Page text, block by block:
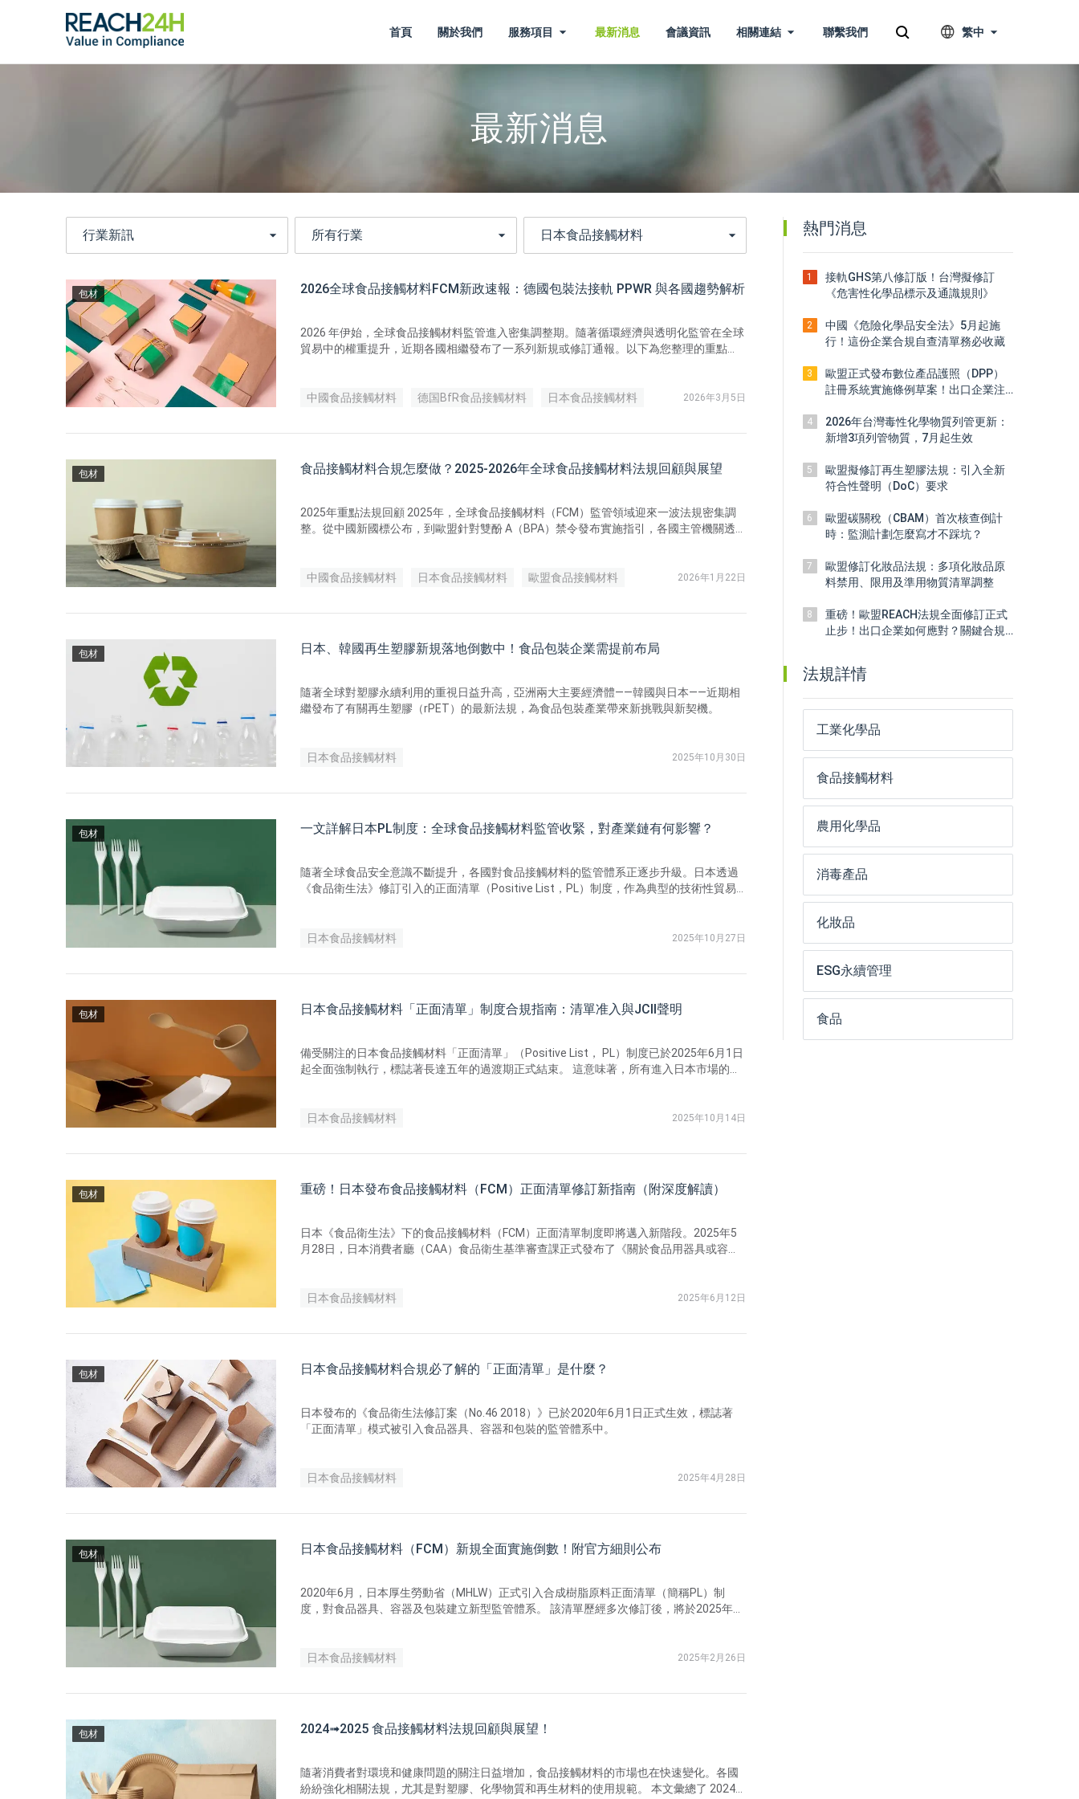
首頁 關於我們 服務項目 最新消息 會議資訊 相關連結 聯繫我們 繁中
最新消息
包材 2026全球食品接觸材料FCM新政速報：德國包裝法接軌 PPWR 與各國趨勢解析
2026 年伊始，全球食品接觸材料監管進入密集調整期。隨著循環經濟與透明化監管在全球
貿易中的權重提升，近期各國相繼發布了一系列新規或修訂通報。以下為您整理的重點動
中國食品接觸材料 德国BfR食品接觸材料 日本食品接觸材料 2026年3月5日
包材 食品接觸材料合規怎麼做？2025-2026年全球食品接觸材料法規回顧與展望
2025年重點法規回顧 2025年，全球食品接觸材料（FCM）監管領域迎來一波法規密集調
整。從中國新國標公布，到歐盟針對雙酚 A（BPA）禁令發布實施指引，各國主管機關透
中國食品接觸材料 日本食品接觸材料 歐盟食品接觸材料 2026年1月22日
包材 日本、韓國再生塑膠新規落地倒數中！食品包裝企業需提前布局
隨著全球對塑膠永續利用的重視日益升高，亞洲兩大主要經濟體——韓國與日本——近期相
繼發布了有關再生塑膠（rPET）的最新法規，為食品包裝產業帶來新挑戰與新契機。
日本食品接觸材料 2025年10月30日
包材 一文詳解日本PL制度：全球食品接觸材料監管收緊，對產業鏈有何影響？
隨著全球食品安全意識不斷提升，各國對食品接觸材料的監管體系正逐步升級。日本透過
《食品衛生法》修訂引入的正面清單（Positive List，PL）制度，作為典型的技術性貿易
日本食品接觸材料
2025年10月27日
包材 日本食品接觸材料「正面清單」制度合規指南：清單准入與JCII聲明
備受關注的日本食品接觸材料「正面清單」（Positive List， PL）制度已於2025年6月1日
起全面強制執行，標誌著長達五年的過渡期正式結束。 這意味著，所有進入日本市場的合
日本食品接觸材料
2025年10月14日
包材 重磅！日本發布食品接觸材料（FCM）正面清單修訂新指南（附深度解讀）
日本《食品衛生法》下的食品接觸材料（FCM）正面清單制度即將邁入新階段。2025年5
月28日，日本消費者廳（CAA）食品衛生基準審查課正式發布了《關於食品用器具或容器
日本食品接觸材料 2025年6月12日
包材 日本食品接觸材料合規必了解的「正面清單」是什麼？
日本發布的《食品衛生法修訂案（No.46 2018）》​已於2020年6月1日正式生效，標誌著
「正面清單」模式被引入食品器具、容器和包裝的監管體系中。
日本食品接觸材料 2025年4月28日
包材 日本食品接觸材料（FCM）新規全面實施倒數！附官方細則公布
​2020年6月，日本厚生勞動省（MHLW）正式引入合成樹脂原料正面清單（簡稱PL）制
度，對食品器具、容器及包裝建立新型監管體系。 該清單歷經多次修訂後，將於2025年5
單制度的全面實行。
日本食品接觸材料 2025年2月26日
包材 2024➟2025 食品接觸材料法規回顧與展望！
隨著消費者對環境和健康問題的關注日益增加，食品接觸材料的市場也在快速變化。各國
紛紛強化相關法規，尤其是對塑膠、化學物質和再生材料的使用規範。 本文彙總了 2024
熱門消息
1
接軌GHS第八修訂版！台灣擬修訂
《危害性化學品標示及通識規則》
2
中國《危險化學品安全法》5月起施
行！這份企業合規自查清單務必收藏
3
歐盟正式發布數位產品護照（DPP）
註冊系統實施條例草案！出口企業注
4
2026年台灣毒性化學物質列管更新：
新增3項列管物質，7月起生效
5
歐盟擬修訂再生塑膠法規：引入全新
符合性聲明（DoC）要求
6
歐盟碳關稅（CBAM）首次核查倒計
時：監測計劃怎麼寫才不踩坑？
7
歐盟修訂化妝品法規：多項化妝品原
料禁用、限用及準用物質清單調整
8
重磅！歐盟REACH法規全面修訂正式
止步！出口企業如何應對？關鍵合規
法規詳情
工業化學品
食品接觸材料
農用化學品
消毒產品
化妝品
ESG永續管理
食品